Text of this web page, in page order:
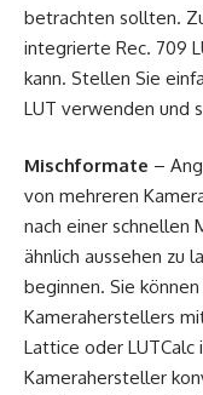
betrachten sollten.
integrierte Rec. 709
kann. Stellen Sie
LUT verwenden und
Mischformate –
von mehreren
nach einer schnellen
ähnlich aussehen zu
beginnen. Sie
Kameraherstellers
Lattice oder LUTCalc
Kamerahersteller